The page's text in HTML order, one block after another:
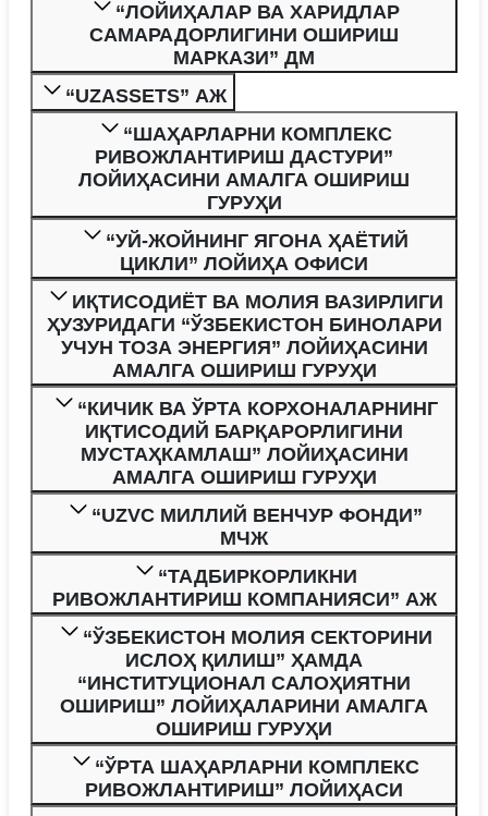
“ЛОЙИҲАЛАР ВА ХАРИДЛАР
САМАРАДОРЛИГИНИ ОШИРИШ
МАРКАЗИ” ДМ
“UZASSETS” АЖ
“ШАҲАРЛАРНИ КОМПЛЕКС
РИВОЖЛАНТИРИШ ДАСТУРИ”
ЛОЙИҲАСИНИ АМАЛГА ОШИРИШ
ГУРУҲИ
“УЙ-ЖОЙНИНГ ЯГОНА ҲАЁТИЙ
ЦИКЛИ” ЛОЙИҲА ОФИСИ
ИҚТИСОДИЁТ ВА МОЛИЯ ВАЗИРЛИГИ
ҲУЗУРИДАГИ “ЎЗБЕКИСТОН БИНОЛАРИ
УЧУН ТОЗА ЭНЕРГИЯ” ЛОЙИҲАСИНИ
АМАЛГА ОШИРИШ ГУРУҲИ
“КИЧИК ВА ЎРТА КОРХОНАЛАРНИНГ
ИҚТИСОДИЙ БАРҚАРОРЛИГИНИ
МУСТАҲКАМЛАШ” ЛОЙИҲАСИНИ
АМАЛГА ОШИРИШ ГУРУҲИ
“UZVC МИЛЛИЙ ВЕНЧУР ФОНДИ”
МЧЖ
“ТАДБИРКОРЛИКНИ
РИВОЖЛАНТИРИШ КОМПАНИЯСИ” АЖ
“ЎЗБЕКИСТОН МОЛИЯ СЕКТОРИНИ
ИСЛОҲ ҚИЛИШ” ҲАМДА
“ИНСТИТУЦИОНАЛ САЛОҲИЯТНИ
ОШИРИШ” ЛОЙИҲАЛАРИНИ АМАЛГА
ОШИРИШ ГУРУҲИ
“ЎРТА ШАҲАРЛАРНИ КОМПЛЕКС
РИВОЖЛАНТИРИШ” ЛОЙИҲАСИ